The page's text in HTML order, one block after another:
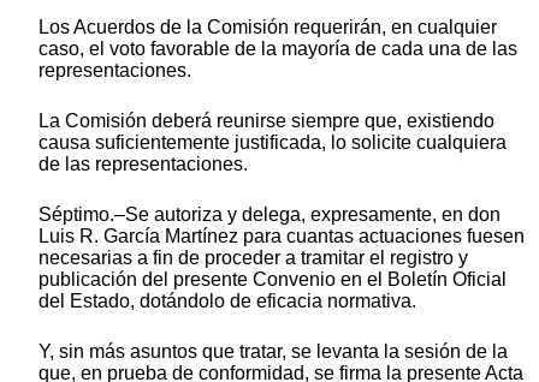
Los Acuerdos de la Comisión requerirán, en cualquier
caso, el voto favorable de la mayoría de cada una de las
representaciones.
La Comisión deberá reunirse siempre que, existiendo
causa suficientemente justificada, lo solicite cualquiera
de las representaciones.
Séptimo.–Se autoriza y delega, expresamente, en don
Luis R. García Martínez para cuantas actuaciones fuesen
necesarias a fin de proceder a tramitar el registro y
publicación del presente Convenio en el Boletín Oficial
del Estado, dotándolo de eficacia normativa.
Y, sin más asuntos que tratar, se levanta la sesión de la
que, en prueba de conformidad, se firma la presente Acta